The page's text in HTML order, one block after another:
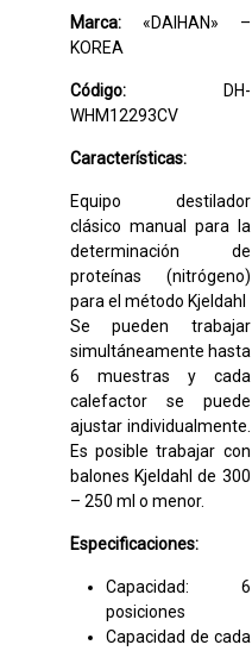
Marca:«DAIHAN» –
KOREA
Código:DH-
WHM12293CV
Características:
Equipo destilador
clásico manual para la
determinación de
proteínas (nitrógeno)
para el método Kjeldahl
Se pueden trabajar
simultáneamente hasta
6 muestras y cada
calefactor se puede
ajustar individualmente.
Es posible trabajar con
balones Kjeldahl de 300
– 250 ml o menor.
Especificaciones:
Capacidad: 6
posiciones
Capacidad de cada